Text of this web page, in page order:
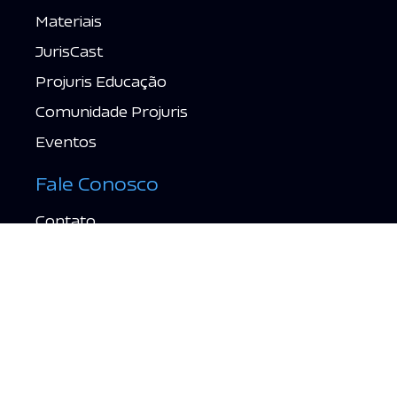
Materiais
JurisCast
Projuris Educação
Comunidade Projuris
Eventos
Fale Conosco
Contato